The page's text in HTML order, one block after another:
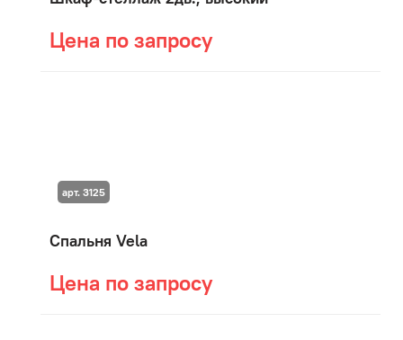
Цена по запросу
Спальня Vela
Цена по запросу
арт. 3125